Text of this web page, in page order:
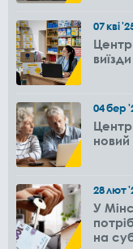
07кві
Центр
04бер
новий
28лют
У
на